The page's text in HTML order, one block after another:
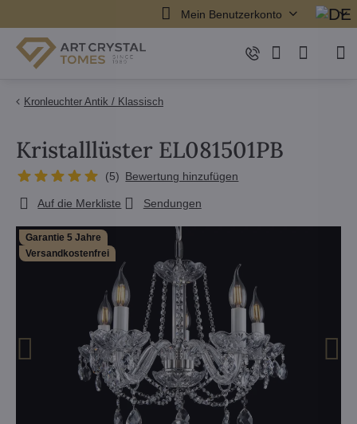
Mein Benutzerkonto
Kronleuchter Antik / Klassisch
Garantie 5 Jahre
Versandkostenfrei
Kristalllüster EL081501PB
(5) Bewertung hinzufügen
Auf die Merkliste Sendungen